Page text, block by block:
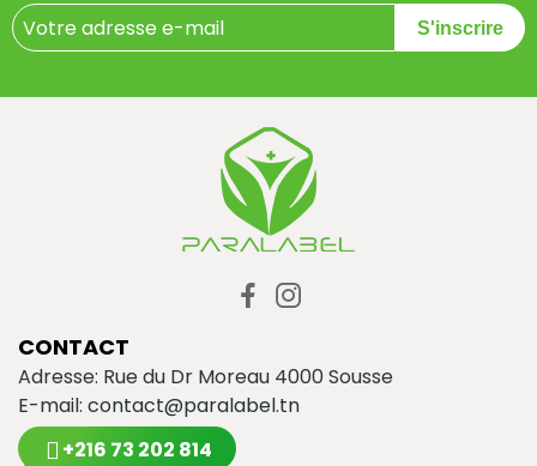
S'inscrire
CONTACT
Adresse: Rue du Dr Moreau 4000 Sousse
E-mail: contact@paralabel.tn
+216 73 202 814